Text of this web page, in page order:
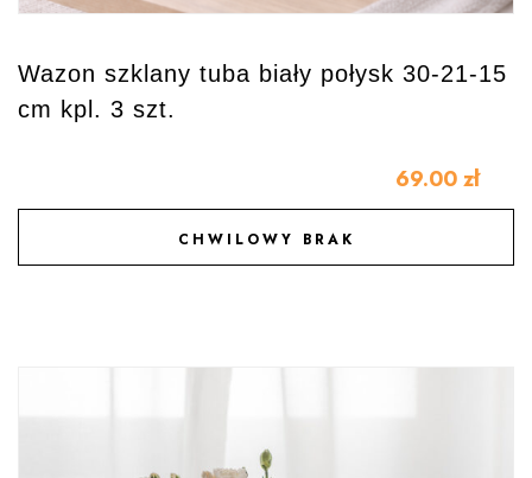
Wazon szklany tuba biały połysk 30-21-15
cm kpl. 3 szt.
69.00 zł
CHWILOWY BRAK
DODAJ DO ULUBIONYCH